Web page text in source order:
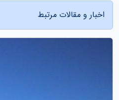
اخبار و مقالات مرتبط